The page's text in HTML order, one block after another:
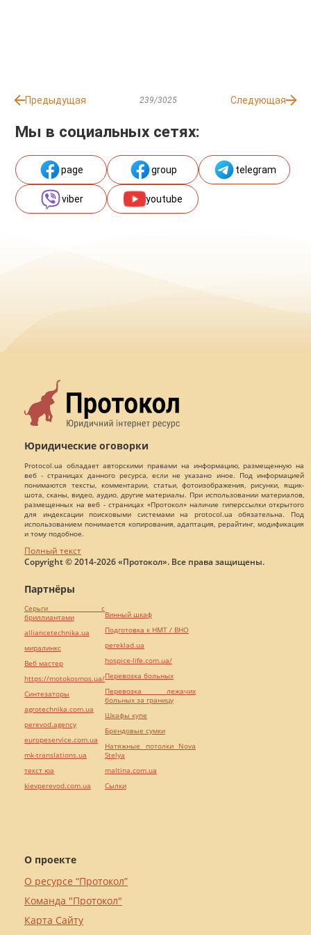
Предыдущая 239/3025 Следующая
Мы в социальных сетях:
page group telegram
viber youtube
Юридические оговорки
Protocol.ua обладает авторскими правами на информацию, размещенную на
веб - страницах данного ресурса, если не указано иное. Под информацией
понимаются тексты, комментарии, статьи, фотоизображения, рисунки, ящик-
шота, сканы, видео, аудио, другие материалы. При использовании материалов,
размещенных на веб - страницах «Протокол» наличие гиперссылки открытого
для индексации поисковыми системами на protocol.ua обязательна. Под
использованием понимается копирования, адаптация, рерайтинг, модификация
и тому подобное.
Полный текст
Copyright © 2014-2026 «Протокол». Все права защищены.
О проекте
О ресурсе “Протокол”
Команда "Протокол"
Карта Сайту
Партнёры
Серьги с
бриллиантами
alliancetechnika.ua
миралинкс
Веб мастер
https://motokosmos.ua/
Синтезаторы
agrotechnika.com.ua
perevod.agency
europeservice.com.ua
mk-translations.ua
текст юа
kievperevod.com.ua
Винный шкаф
Подготовка к НМТ / ВНО
pereklad.ua
hospice-life.com.ua/
Перевозка больных
Перевозка лежачих
больных за границу
Шкафы купе
Брендовые сумки
Натяжные потолки Nova
Stelya
maltina.com.ua
Cылки